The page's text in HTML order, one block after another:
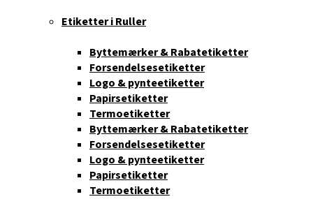
Etiketter i Ruller
Byttemærker & Rabatetiketter
Forsendelsesetiketter
Logo & pynteetiketter
Papirsetiketter
Termoetiketter
Byttemærker & Rabatetiketter
Forsendelsesetiketter
Logo & pynteetiketter
Papirsetiketter
Termoetiketter